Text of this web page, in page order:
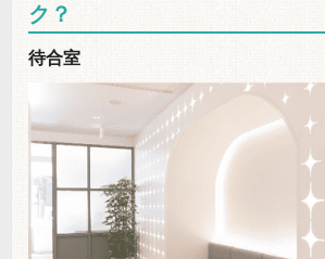
ク？
待合室